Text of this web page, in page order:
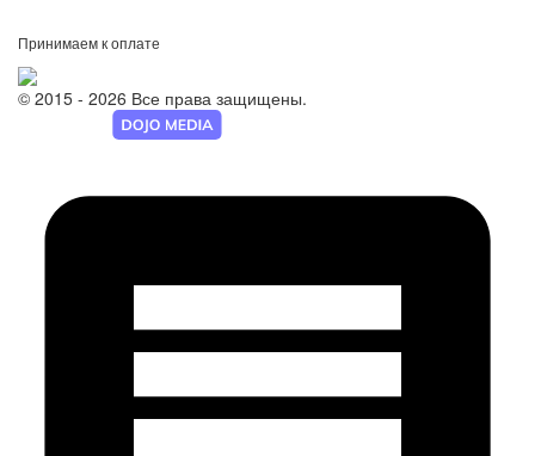
Принимаем к оплате
© 2015 - 2026 Все права защищены.